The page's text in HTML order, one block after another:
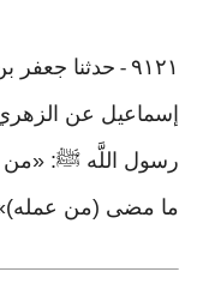
٩١٢١ -
إسماعيل عن
رسول اللَّه ﷺ: «من
ما مضى (من عمله)» (٢)